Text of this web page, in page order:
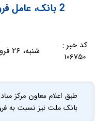
2 بانک، عامل فروش ارز مسافرتی شدند
کد خبر :
۱۰۶۷۵۰
شنبه، ۲۶ فروردین ۱۴۰۲ - ۱۵:۰۱:۴۶
طبق اعلام معاون مرکز
بانک ملت نیز نسبت به